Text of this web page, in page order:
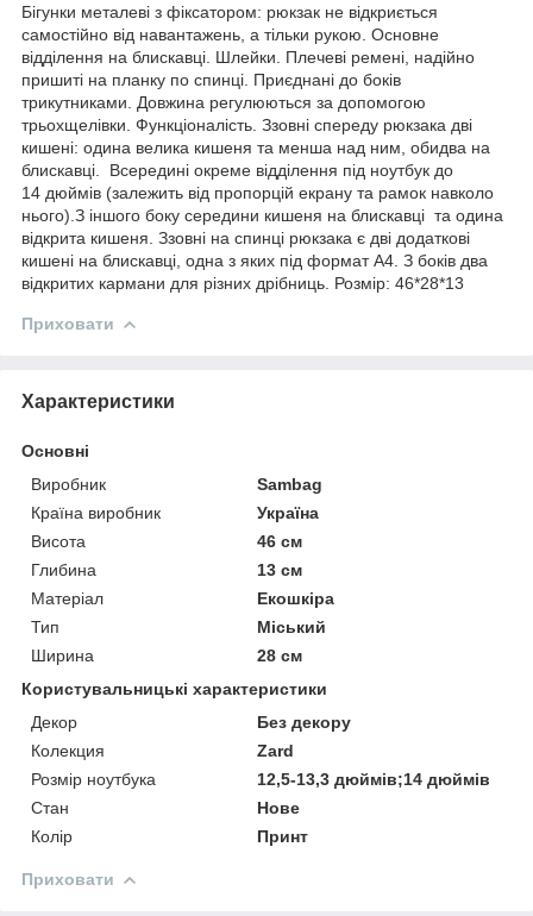
Бігунки металеві з фіксатором: рюкзак не відкриється
самостійно від навантажень, а тільки рукою. Основне
відділення на блискавці. Шлейки. Плечеві ремені, надійно
пришиті на планку по спинці. Приєднані до боків
трикутниками. Довжина регулюються за допомогою
трьохщелівки. Функціоналість. Ззовні спереду рюкзака дві
кишені: одина велика кишеня та менша над ним, обидва на
блискавці. Всередині окреме відділення під ноутбук до
14 дюймів (залежить від пропорцій екрану та рамок навколо
нього).З іншого боку середини кишеня на блискавці та одина
відкрита кишеня. Ззовні на спинці рюкзака є дві додаткові
кишені на блискавці, одна з яких під формат А4. З боків два
відкритих кармани для різних дрібниць. Розмір: 46*28*13
Приховати
Характеристики
Основні
Виробник
Sambag
Країна виробник
Україна
Висота
46 см
Глибина
13 см
Матеріал
Екошкіра
Тип
Міський
Ширина
28 см
Користувальницькі характеристики
Декор
Без декору
Колекция
Zard
Розмір ноутбука
12,5-13,3 дюймів;14 дюймів
Стан
Нове
Колір
Принт
Приховати